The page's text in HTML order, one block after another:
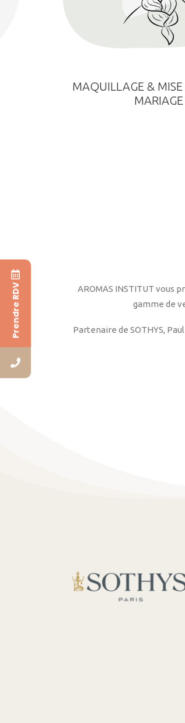
MAQUILLAGE &
MARIAGE
AROMAS INSTITUT vous
gamme de
Partenaire de SOTHYS,
Prendre RDV